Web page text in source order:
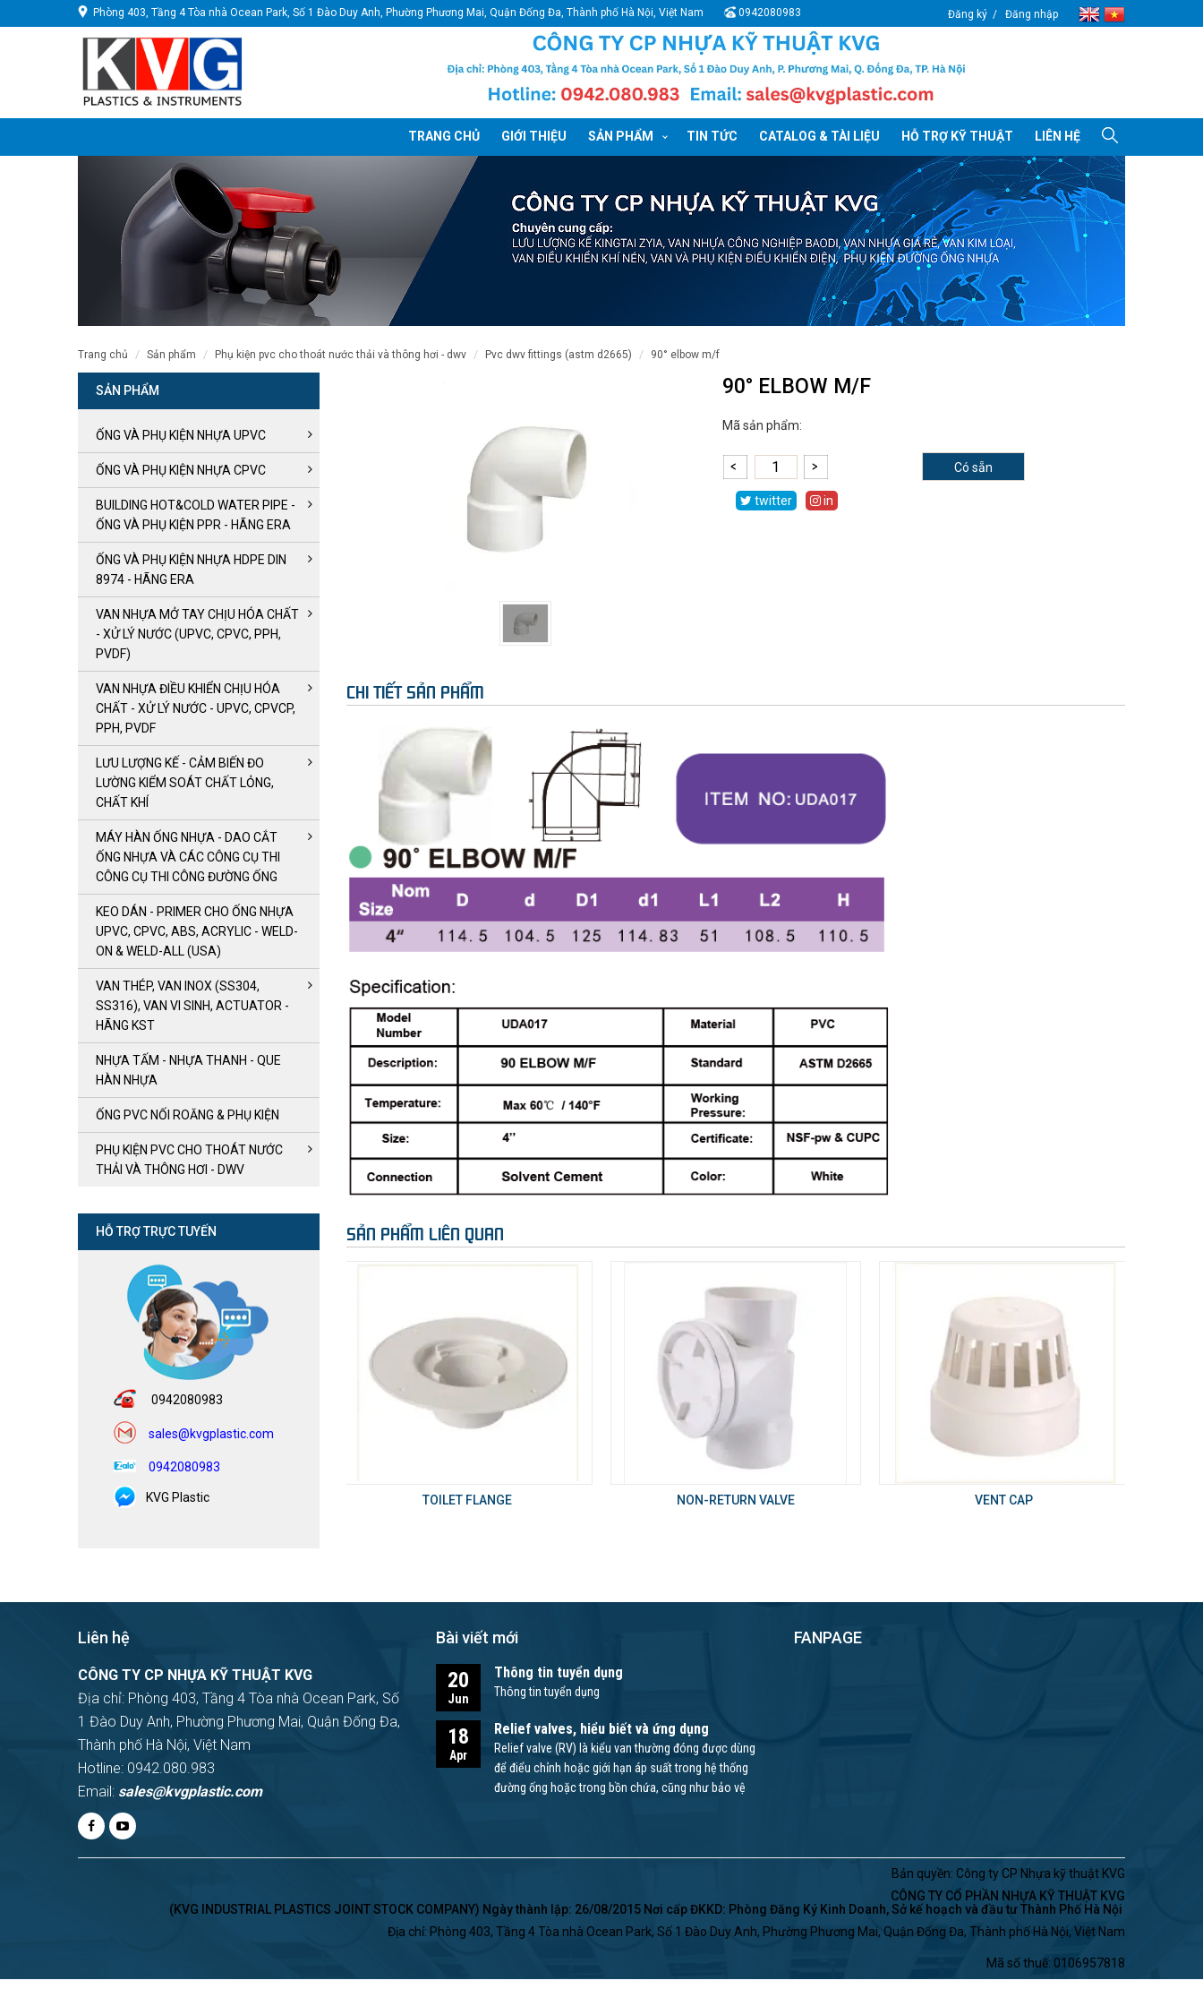
Phòng 403, Tầng 4 Tòa nhà Ocean Park, Số 1 Đào Duy Anh, Phường Phương Mai, Quận Đống Đa, Thành phố Hà Nội, Việt Nam 0942080983 Đăng ký Đăng nhập
TRANG CHỦ GIỚI THIỆU SẢN PHẨM TIN TỨC CATALOG & TÀI LIỆU HỖ TRỢ KỸ THUẬT LIÊN HỆ
trang chủ sản phẩm phụ kiện pvc cho thoát nước thải và thông hơi - dwv pvc dwv fittings (astm d2665) 90° elbow m/f
SẢN PHẨM
ỐNG VÀ PHỤ KIỆN NHỰA UPVC
ỐNG VÀ PHỤ KIỆN NHỰA CPVC
BUILDING HOT&COLD WATER PIPE -
ỐNG VÀ PHỤ KIỆN PPR - HÃNG ERA
ỐNG VÀ PHỤ KIỆN NHỰA HDPE DIN
8974 - HÃNG ERA
VAN NHỰA MỞ TAY CHỊU HÓA CHẤT
- XỬ LÝ NƯỚC (UPVC, CPVC, PPH,
PVDF)
VAN NHỰA ĐIỀU KHIỂN CHỊU HÓA
CHẤT - XỬ LÝ NƯỚC - UPVC, CPVCP,
PPH, PVDF
LƯU LƯỢNG KẾ - CẢM BIẾN ĐO
LƯỜNG KIỂM SOÁT CHẤT LỎNG,
CHẤT KHÍ
MÁY HÀN ỐNG NHỰA - DAO CẮT
ỐNG NHỰA VÀ CÁC CÔNG CỤ THI
CÔNG CỤ THI CÔNG ĐƯỜNG ỐNG
KEO DÁN - PRIMER CHO ỐNG NHỰA
UPVC, CPVC, ABS, ACRYLIC - WELD-
ON & WELD-ALL (USA)
VAN THÉP, VAN INOX (SS304,
SS316), VAN VI SINH, ACTUATOR -
HÃNG KST
NHỰA TẤM - NHỰA THANH - QUE
HÀN NHỰA
ỐNG PVC NỐI ROĂNG & PHỤ KIỆN
PHỤ KIỆN PVC CHO THOÁT NƯỚC
THẢI VÀ THÔNG HƠI - DWV
HỖ TRỢ TRỰC TUYẾN
0942080983
sales@kvgplastic.com
0942080983
KVG Plastic
90° ELBOW M/F
Mã sản phẩm:
Có sẵn
twitter in
CHI TIẾT SẢN PHẨM
SẢN PHẨM LIÊN QUAN
TOILET FLANGE NON-RETURN VALVE VENT CAP
Liên hệ
CÔNG TY CP NHỰA KỸ THUẬT KVG
Địa chỉ: Phòng 403, Tầng 4 Tòa nhà Ocean Park, Số
1 Đào Duy Anh, Phường Phương Mai, Quận Đống Đa,
Thành phố Hà Nội, Việt Nam
Hotline: 0942.080.983
Email: sales@kvgplastic.com
Bài viết mới
20
Jun
Thông tin tuyển dụng
Thông tin tuyển dụng
18
Apr
Relief valves, hiểu biết và ứng dụng
Relief valve (RV) là kiểu van thường đóng được dùng
để điểu chỉnh hoặc giới hạn áp suất trong hệ thống
đường ống hoặc trong bồn chứa, cũng như bảo vệ
FANPAGE
Bản quyền: Công ty CP Nhựa kỹ thuật KVG
CÔNG TY CỔ PHẦN NHỰA KỸ THUẬT KVG
(KVG INDUSTRIAL PLASTICS JOINT STOCK COMPANY) Ngày thành lập: 26/08/2015 Nơi cấp ĐKKD: Phòng Đăng Ký Kinh Doanh, Sở kế hoạch và đầu tư Thành Phố Hà Nội
Địa chỉ: Phòng 403, Tầng 4 Tòa nhà Ocean Park, Số 1 Đào Duy Anh, Phường Phương Mai, Quận Đống Đa, Thành phố Hà Nội, Việt Nam
Mã số thuế: 0106957818